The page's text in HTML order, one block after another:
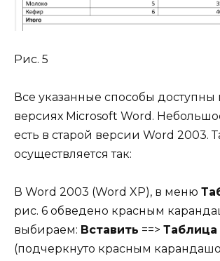
Рис. 5
Все указанные способы доступны
версиях Microsoft Word.
есть в старой версии Word 2003.
осуществляется так:
В Word 2003 (Word XP), в меню
рис. 6 обведено красным
выбираем: Вставить ==> Таблица
(подчеркнуто красным